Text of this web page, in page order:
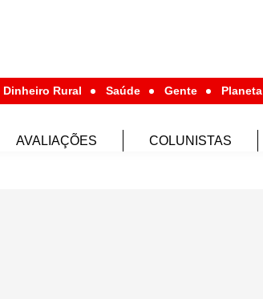
Dinheiro Rural Saúde Gente Planeta
AVALIAÇÕES COLUNISTAS